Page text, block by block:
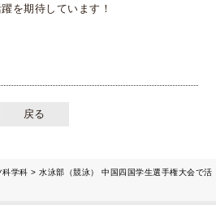
を期待しています！
戻る
科学科
水泳部（競泳） 中国四国学生選手権大会で活